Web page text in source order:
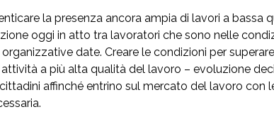
la presenza ancora ampia di lavori a bassa
oggi in atto tra lavoratori che sono nelle
date. Creare le condizioni per
a più alta qualità del lavoro – evoluzione
affinché entrino sul mercato del lavoro